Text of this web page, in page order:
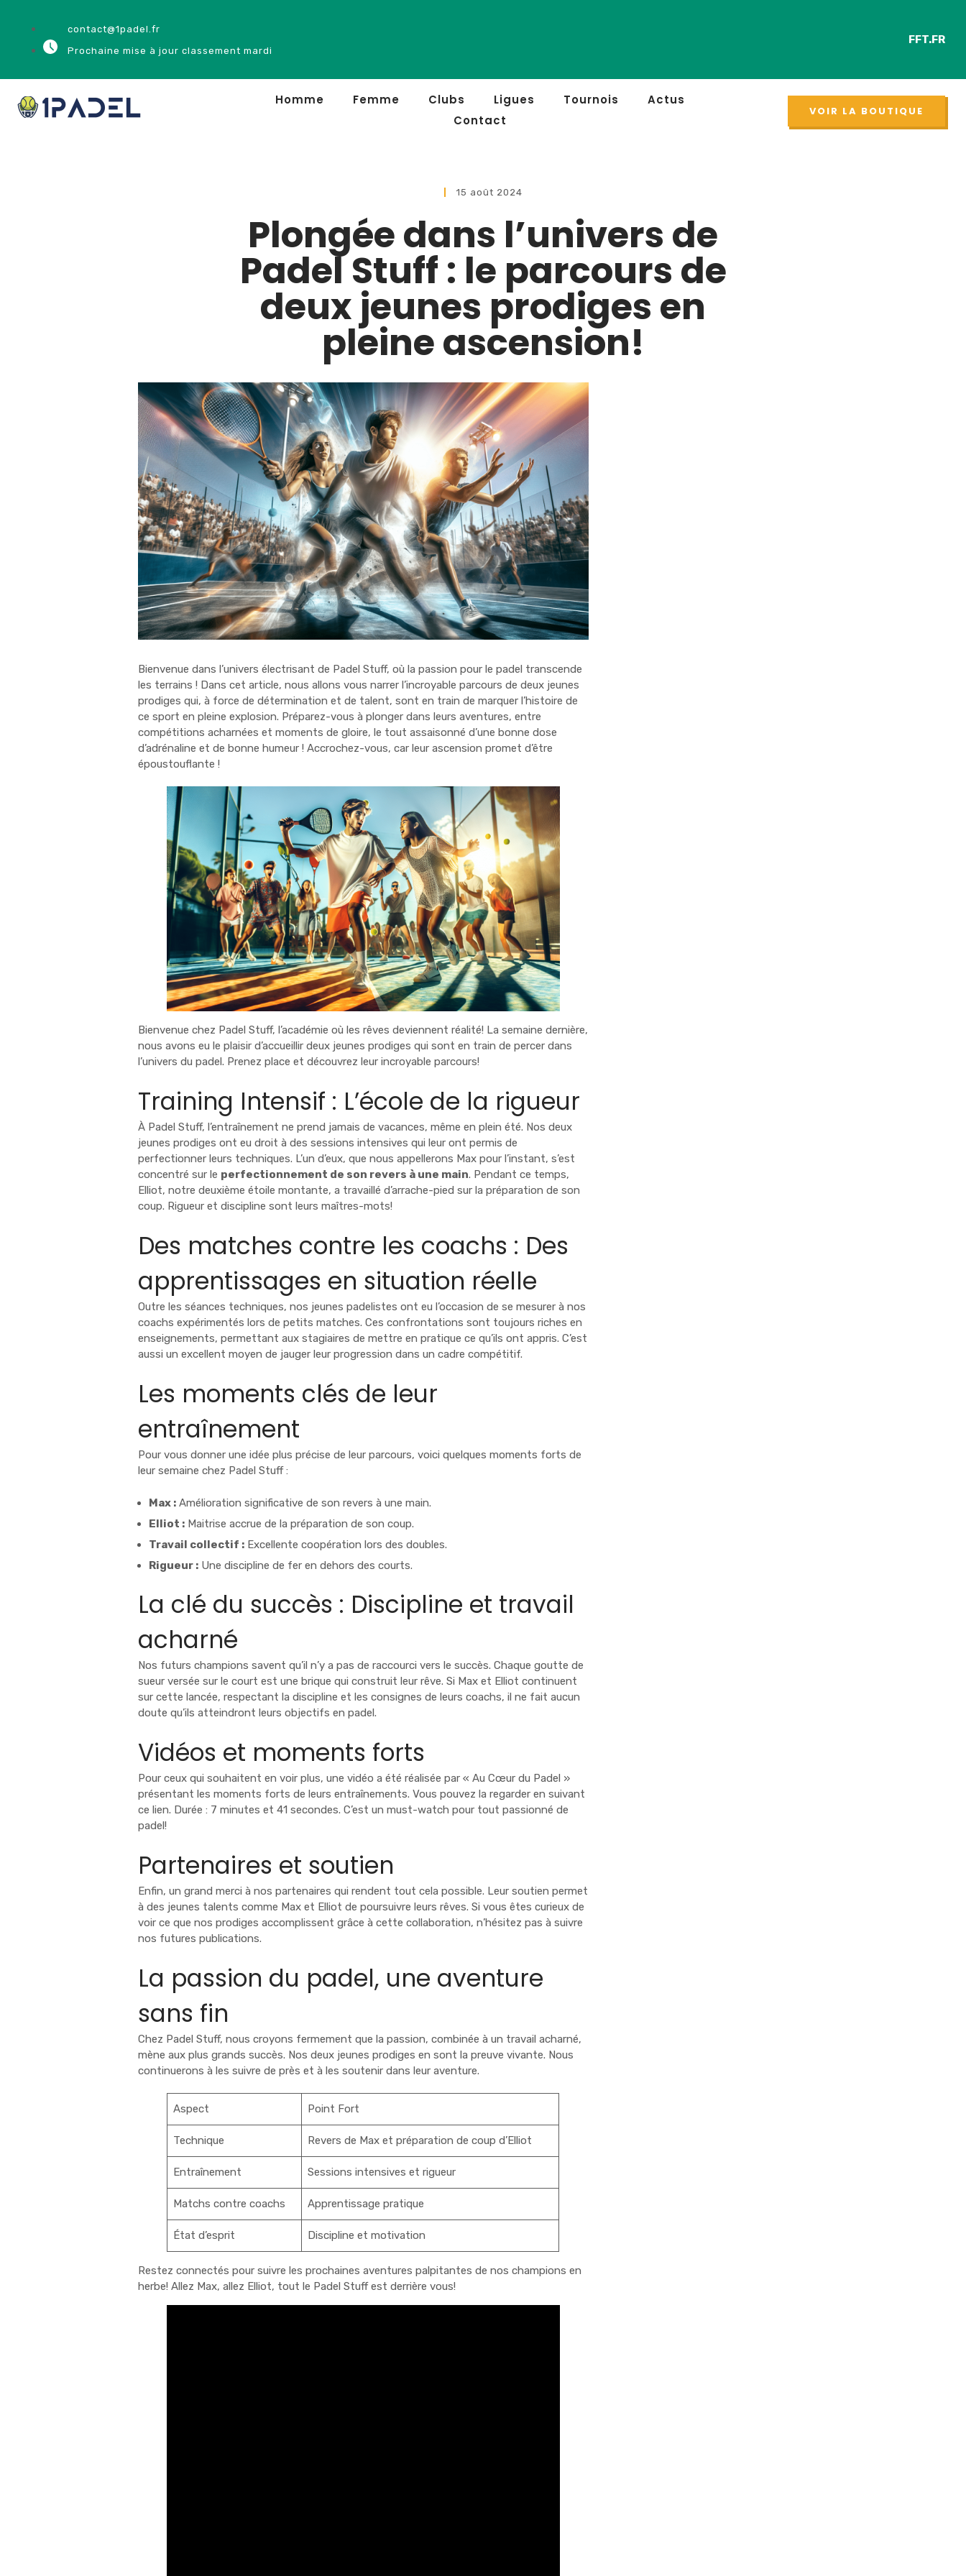
contact@1padel.fr
Prochaine mise à jour classement mardi
Retrouver
FFT.FR
Homme Femme Clubs Ligues Tournois
Actus
Contact
VOIR LA BOUTIQUE
15 août 2024
Plongée dans l’univers de
Padel Stuff : le parcours de
deux jeunes prodiges en
pleine ascension!
Bienvenue dans l’univers électrisant de Padel Stuff, où la passion pour le padel transcende
les terrains ! Dans cet article, nous allons vous narrer l’incroyable parcours de deux jeunes
prodiges qui, à force de détermination et de talent, sont en train de marquer l’histoire de
ce sport en pleine explosion. Préparez-vous à plonger dans leurs aventures, entre
compétitions acharnées et moments de gloire, le tout assaisonné d’une bonne dose
d’adrénaline et de bonne humeur ! Accrochez-vous, car leur ascension promet d’être
époustouflante !
Bienvenue chez Padel Stuff, l’académie où les rêves deviennent réalité! La semaine dernière,
nous avons eu le plaisir d’accueillir deux jeunes prodiges qui sont en train de percer dans
l’univers du padel. Prenez place et découvrez leur incroyable parcours!
Training Intensif : L’école de la rigueur
À Padel Stuff, l’entraînement ne prend jamais de vacances, même en plein été. Nos deux
jeunes prodiges ont eu droit à des sessions intensives qui leur ont permis de
perfectionner leurs techniques. L’un d’eux, que nous appellerons Max pour l’instant, s’est
concentré sur le perfectionnement de son revers à une main. Pendant ce temps,
Elliot, notre deuxième étoile montante, a travaillé d’arrache-pied sur la préparation de son
coup. Rigueur et discipline sont leurs maîtres-mots!
Des matches contre les coachs : Des
apprentissages en situation réelle
Outre les séances techniques, nos jeunes padelistes ont eu l’occasion de se mesurer à nos
coachs expérimentés lors de petits matches. Ces confrontations sont toujours riches en
enseignements, permettant aux stagiaires de mettre en pratique ce qu’ils ont appris. C’est
aussi un excellent moyen de jauger leur progression dans un cadre compétitif.
Les moments clés de leur
entraînement
Pour vous donner une idée plus précise de leur parcours, voici quelques moments forts de
leur semaine chez Padel Stuff :
Max : Amélioration significative de son revers à une main.
Elliot : Maitrise accrue de la préparation de son coup.
Travail collectif : Excellente coopération lors des doubles.
Rigueur : Une discipline de fer en dehors des courts.
La clé du succès : Discipline et travail
acharné
Nos futurs champions savent qu’il n’y a pas de raccourci vers le succès. Chaque goutte de
sueur versée sur le court est une brique qui construit leur rêve. Si Max et Elliot continuent
sur cette lancée, respectant la discipline et les consignes de leurs coachs, il ne fait aucun
doute qu’ils atteindront leurs objectifs en padel.
Vidéos et moments forts
Pour ceux qui souhaitent en voir plus, une vidéo a été réalisée par « Au Cœur du Padel »
présentant les moments forts de leurs entraînements. Vous pouvez la regarder en suivant
ce lien. Durée : 7 minutes et 41 secondes. C’est un must-watch pour tout passionné de
padel!
Partenaires et soutien
Enfin, un grand merci à nos partenaires qui rendent tout cela possible. Leur soutien permet
à des jeunes talents comme Max et Elliot de poursuivre leurs rêves. Si vous êtes curieux de
voir ce que nos prodiges accomplissent grâce à cette collaboration, n’hésitez pas à suivre
nos futures publications.
La passion du padel, une aventure
sans fin
Chez Padel Stuff, nous croyons fermement que la passion, combinée à un travail acharné,
mène aux plus grands succès. Nos deux jeunes prodiges en sont la preuve vivante. Nous
continuerons à les suivre de près et à les soutenir dans leur aventure.
Aspect Point Fort
Technique Revers de Max et préparation de coup d’Elliot
Entraînement Sessions intensives et rigueur
Matchs contre coachs Apprentissage pratique
État d’esprit Discipline et motivation
Restez connectés pour suivre les prochaines aventures palpitantes de nos champions en
herbe! Allez Max, allez Elliot, tout le Padel Stuff est derrière vous!